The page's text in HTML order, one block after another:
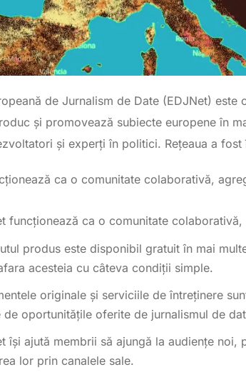
de Jurnalism de Date (EDJNet)
și promovează subiecte europene în
și experți în politici. Rețeaua a fost
ca o comunitate colaborativă,
funcționează ca o comunitate
produs este disponibil gratuit în mai
acesteia cu câteva condiții simple.
originale și serviciile de întreţinere
de oportunitățile oferite de jurnalismul de
își ajută membrii să ajungă la audiențe
lor prin canalele sale.